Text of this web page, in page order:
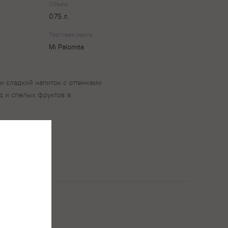
Объем
0.75 л.
Торговая марка
Mi Palomita
напиток с оттенками
и спелых фруктов в